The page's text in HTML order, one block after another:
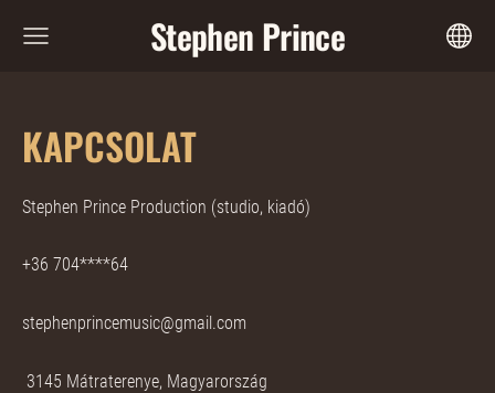
Stephen Prince
KAPCSOLAT
Stephen Prince Production (studio, kiadó)
+36 704****64
stephenprincemusic@gmail.com
3145 Mátraterenye, Magyarország